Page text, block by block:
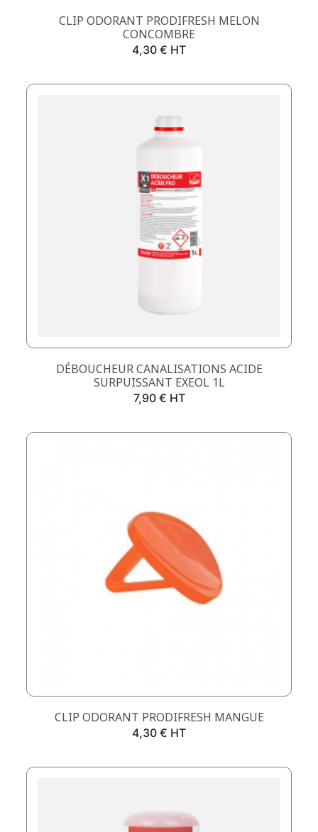
CLIP ODORANT PRODIFRESH MELON
CONCOMBRE
Prix
4,30 € HT
DÉBOUCHEUR CANALISATIONS ACIDE
SURPUISSANT EXEOL 1L
Prix
7,90 € HT
CLIP ODORANT PRODIFRESH MANGUE
Prix
4,30 € HT